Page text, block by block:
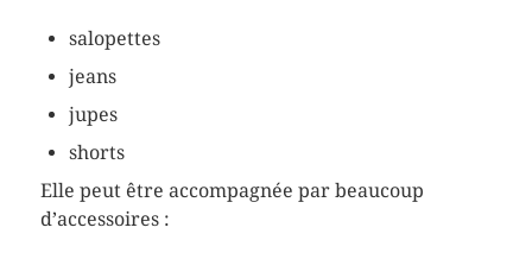
salopettes
jeans
jupes
shorts
Elle peut être accompagnée par beaucoup
d’accessoires :